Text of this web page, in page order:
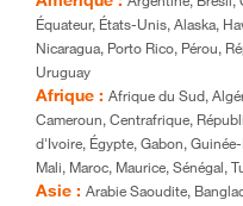
Équateur, États-Unis, Alaska,
Nicaragua, Porto Rico, Pérou,
Uruguay
Afrique : Afrique du Sud,
Cameroun, Centrafrique,
d'Ivoire, Égypte, Gabon,
Mali, Maroc, Maurice, Sénégal,
Asie : Arabie Saoudite,